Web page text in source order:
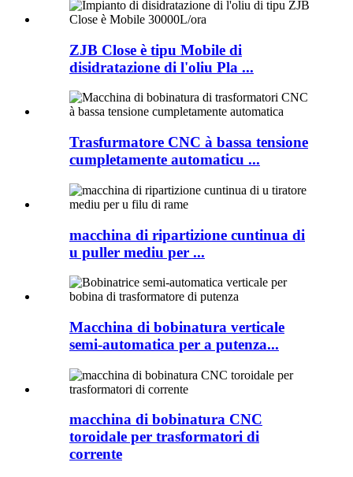
ZJB Close è tipu Mobile di
disidratazione di l'oliu Pla ...
Trasfurmatore CNC à bassa tensione
cumpletamente automaticu ...
macchina di ripartizione cuntinua di
u puller mediu per ...
Macchina di bobinatura verticale
semi-automatica per a putenza...
macchina di bobinatura CNC
toroidale per trasformatori di
corrente